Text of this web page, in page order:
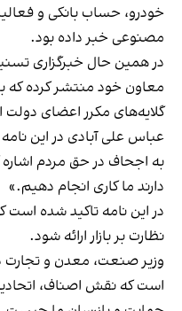
خودرو، حساب بانکی و
مصنوعی خبر داده بود.
در همین حال خبرگزاری
معاون خود منتشر کرده که
گلایه‌های مکرر اعضای دولت
عباس علی آبادی در این
به اجحاف در حق مردم
دارند ما کاری انجام دهیم.»
در این نامه تاکید شده
نظارت بر بازار ارائه شود.
وزیر صنعت، معدن و تجارت
است که نقش اصناف،